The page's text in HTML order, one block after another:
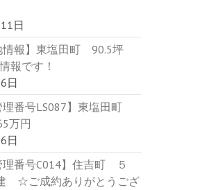
日
情報】東塩田町 90.5坪
報です！
日
理番号LS087】東塩田町
万円
日
理番号C014】住吉町 ５
☆ご成約ありがとうござ